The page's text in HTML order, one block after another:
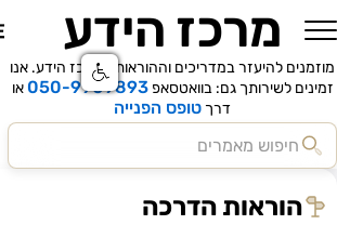
בית
השירותים שלנו
שירות הענקת מתנה באשראי
שירות הושבה באירוע
בלוג
מרכז סיוע ותמיכה
יצירת קשר
Easy2Give | מבצע
רכישה דיגיטלית
מערכת אישורי הגעה
מרכז הידע
מוזמנים להיעזר במדריכים וההוראות במרכז הידע. אנו
זמינים לשירותך גם: בוואטסאפ050-9909893או
דרך טופס הפנייה
גואינג דאץ - תקנון תאילנד 2025
הוראות הדרכה